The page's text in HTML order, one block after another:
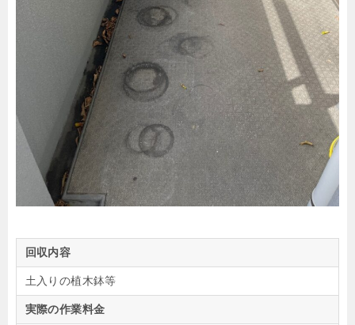
回収内容
土入りの植木鉢等
実際の作業料金